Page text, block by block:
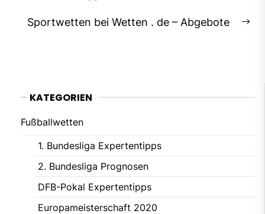
Sportwetten bei Wetten . de – Abgebote
KATEGORIEN
Fußballwetten
1. Bundesliga Expertentipps
2. Bundesliga Prognosen
DFB-Pokal Expertentipps
Europameisterschaft 2020